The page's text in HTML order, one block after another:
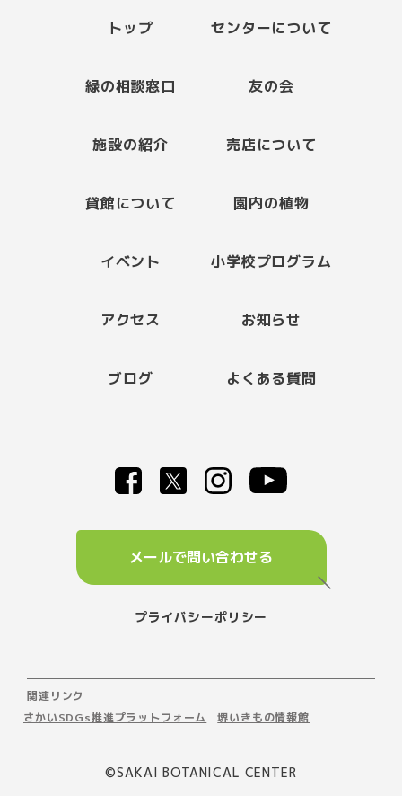
トップ センターについて
緑の相談窓口 友の会
施設の紹介 売店について
貸館について 園内の植物
イベント 小学校プログラム
アクセス お知らせ
ブログ よくある質問
メールで問い合わせる
プライバシーポリシー
関連リンク
さかいSDGs推進プラットフォーム
堺いきもの情報館
©️SAKAI BOTANICAL CENTER